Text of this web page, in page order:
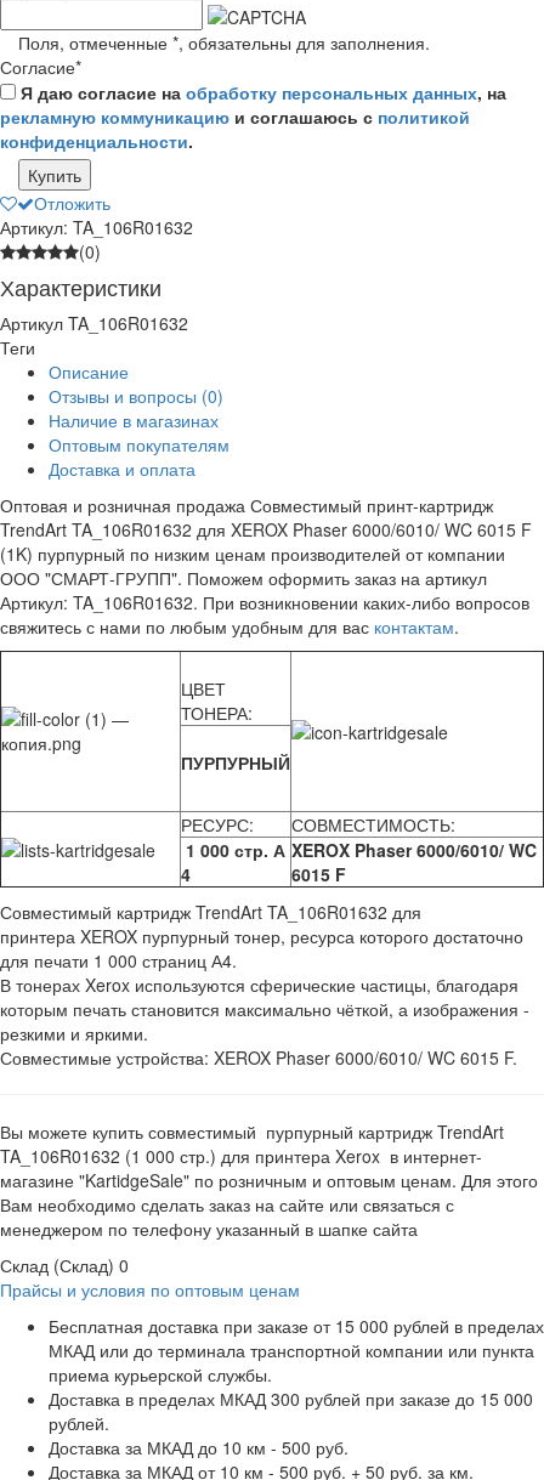
Поля, отмеченные *, обязательны для заполнения.
Согласие*
Я даю согласие на обработку персональных данных, на
рекламную коммуникацию и соглашаюсь с политикой
конфиденциальности.
Купить
Отложить
Артикул: TA_106R01632
(0)
Характеристики
Артикул TA_106R01632
Теги
Описание
Отзывы и вопросы (0)
Наличие в магазинах
Оптовым покупателям
Доставка и оплата
Оптовая и розничная продажа Совместимый принт-картридж
TrendArt TA_106R01632 для XEROX Phaser 6000/6010/ WC 6015 F
(1K) пурпурный по низким ценам производителей от компании
ООО "СМАРТ-ГРУПП". Поможем оформить заказ на артикул
Артикул: TA_106R01632. При возникновении каких-либо вопросов
свяжитесь с нами по любым удобным для вас контактам.
ЦВЕТ
ТОНЕРА:
ПУРПУРНЫЙ
РЕСУРС:
СОВМЕСТИМОСТЬ:
1 000 стр. А
4
XEROX Phaser 6000/6010/ WC
6015 F
Совместимый картридж TrendArt TA_106R01632 для
принтера XEROX пурпурный тонер, ресурса которого достаточно
для печати 1 000 страниц А4.
В тонерах Xerox используются сферические частицы, благодаря
которым печать становится максимально чёткой, а изображения -
резкими и яркими.
Совместимые устройства: XEROX Phaser 6000/6010/ WC 6015 F.
Вы можете купить совместимый пурпурный картридж TrendArt
TA_106R01632 (1 000 стр.) для принтера Xerox в интернет-
магазине "KartidgeSale" по розничным и оптовым ценам. Для этого
Вам необходимо сделать заказ на сайте или связаться с
менеджером по телефону указанный в шапке сайта
Склад (Склад) 0
Прайсы и условия по оптовым ценам
Бесплатная доставка при заказе от 15 000 рублей в пределах
МКАД или до терминала транспортной компании или пункта
приема курьерской службы.
Доставка в пределах МКАД 300 рублей при заказе до 15 000
рублей.
Доставка за МКАД до 10 км - 500 руб.
Доставка за МКАД от 10 км - 500 руб. + 50 руб. за км.